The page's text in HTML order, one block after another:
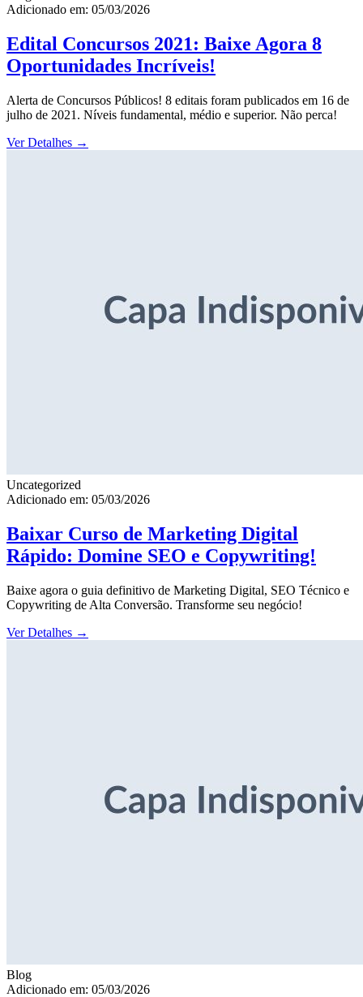
Adicionado em: 05/03/2026
Edital Concursos 2021: Baixe Agora 8
Oportunidades Incríveis!
Alerta de Concursos Públicos! 8 editais foram publicados em 16 de
julho de 2021. Níveis fundamental, médio e superior. Não perca!
Ver Detalhes →
Uncategorized
Adicionado em: 05/03/2026
Baixar Curso de Marketing Digital
Rápido: Domine SEO e Copywriting!
Baixe agora o guia definitivo de Marketing Digital, SEO Técnico e
Copywriting de Alta Conversão. Transforme seu negócio!
Ver Detalhes →
Blog
Adicionado em: 05/03/2026